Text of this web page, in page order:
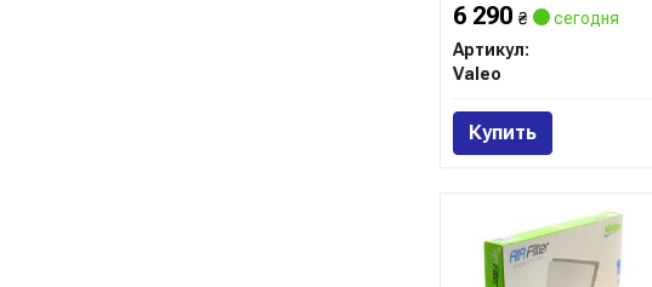
6 290 ₴
сегодня
Артикул:
Valeo
Купить